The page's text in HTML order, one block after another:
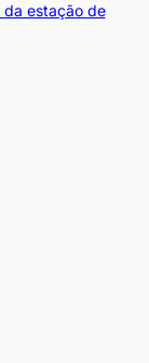
da estação de